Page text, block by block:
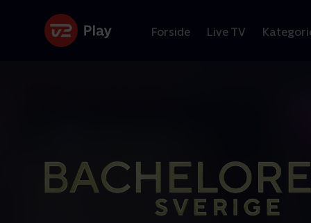
Forside Live TV